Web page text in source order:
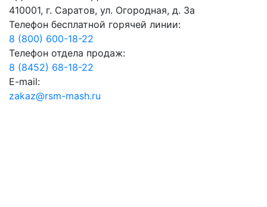
410001, г. Саратов, ул. Огородная, д. 3а
Телефон бесплатной горячей линии:
8 (800) 600-18-22
Телефон отдела продаж:
8 (8452) 68-18-22
E-mail:
zakaz@rsm-mash.ru